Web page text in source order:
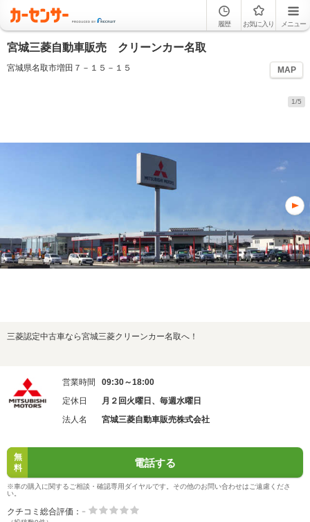
履歴 お気に入り メニュー
宮城三菱自動車販売 クリーンカー名取
宮城県名取市増田７－１５－１５ MAP
1/5
三菱認定中古車なら宮城三菱クリーンカー名取へ！
営業時間
09:30～18:00
定休日
月２回火曜日、毎週水曜日
法人名
宮城三菱自動車販売株式会社
無
料
電話する
※車の購入に関するご相談・確認専用ダイヤルです。その他のお問い合わせはご遠慮くださ
い。
クチコミ総合評価： -